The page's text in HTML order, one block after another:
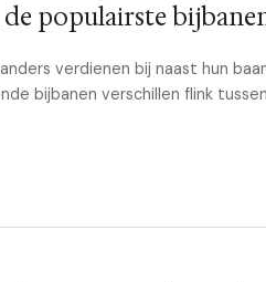
de populairste
verdienen bij naast hun
bijbanen verschillen flink